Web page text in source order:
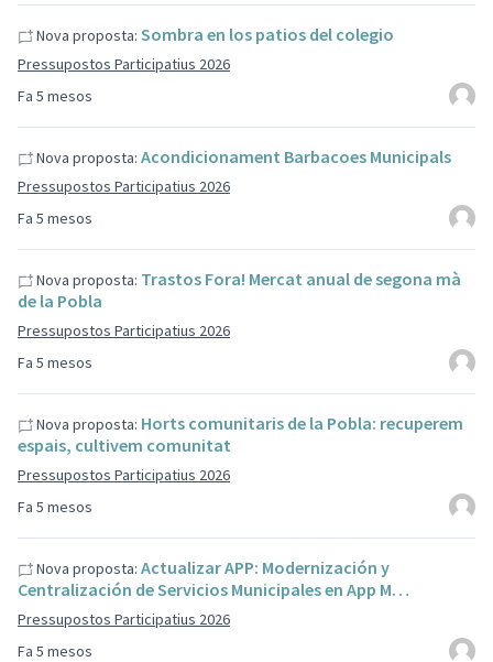
Fa 5 mesos
Nova proposta: Sombra en los patios del colegio
Pressupostos Participatius 2026
Fa 5 mesos
Nova proposta: Acondicionament Barbacoes Municipals
Pressupostos Participatius 2026
Fa 5 mesos
Nova proposta: Trastos Fora! Mercat anual de segona mà
de la Pobla
Pressupostos Participatius 2026
Fa 5 mesos
Nova proposta: Horts comunitaris de la Pobla: recuperem
espais, cultivem comunitat
Pressupostos Participatius 2026
Fa 5 mesos
Nova proposta: Actualizar APP: Modernización y
Centralización de Servicios Municipales en App M…
Pressupostos Participatius 2026